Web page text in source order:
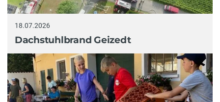
18.07.2026
Dachstuhlbrand Geizedt